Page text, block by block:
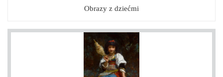
Obrazy z dziećmi